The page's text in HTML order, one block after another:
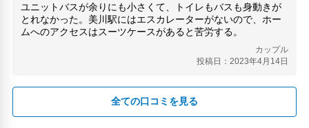
ユニットバスが余りにも小さくて、トイレもバスも身動きが
とれなかった。美川駅にはエスカレーターがないので、ホー
ムへのアクセスはスーツケースがあると苦労する。
カップル
投稿日：2023年4月14日
全ての口コミを見る